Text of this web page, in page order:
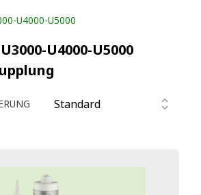
U4000-U5000
U4000-U5000